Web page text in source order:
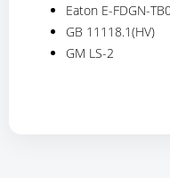
Eaton E-FDGN-
GB 11118.1(HV)
GM LS-2